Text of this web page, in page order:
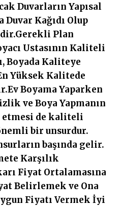
Duvarların Yapısal
Duvar Kağıdı Olup
Plan
Ustasının Kaliteli
Boyada Kaliteye
Yüksek Kalitede
Boyama Yaparken
ve Boya Yapmanın
de kaliteli
bir unsurdur.
başında gelir.
Karşılık
Fiyat Ortalamasına
Belirlemek ve Ona
Fiyatı Vermek İyi